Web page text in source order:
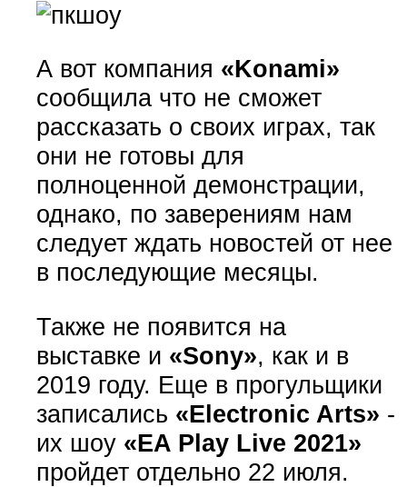
А вот компания «Konami»
сообщила что не сможет
рассказать о своих играх, так
они не готовы для
полноценной демонстрации,
однако, по заверениям нам
следует ждать новостей от нее
в последующие месяцы.
Также не появится на
выставке и «Sony», как и в
2019 году. Еще в прогульщики
записались «Electronic Arts» -
их шоу «EA Play Live 2021»
пройдет отдельно 22 июля.